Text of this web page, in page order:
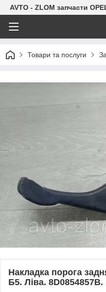
AVTO - ZLOM запчасти
Товари та послуги
Накладка порога
Б5. Ліва. 8D0854857B.